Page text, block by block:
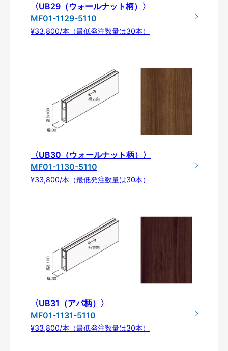
〈UB29（ウォールナット柄）〉
MF01-1129-5110
¥33,800/本（最低発注数量は30本）
〈UB30（ウォールナット柄）〉
MF01-1130-5110
¥33,800/本（最低発注数量は30本）
〈UB31（アパ柄）〉
MF01-1131-5110
¥33,800/本（最低発注数量は30本）